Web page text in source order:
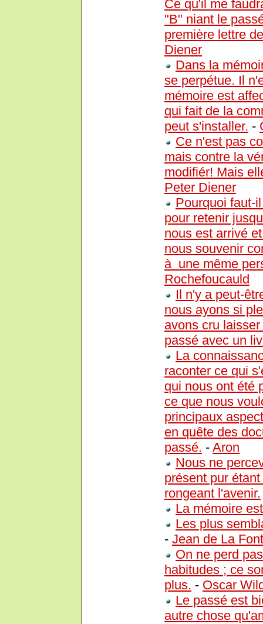
Ce qu'il me
"B" niant le
première lettre
Diener
Dans la
se perpétue. Il
mémoire est
qui fait de la
peut s'installer. -
Ce n'est pas
mais contre la
modifiér! Mais
Peter Diener
Pourquoi faut-
pour retenir
nous est arrivé
nous souvenir
à une même
Rochefoucauld
Il n'y a peut-
nous ayons si
avons cru
passé avec un
La
raconter ce qui
qui nous ont été
ce que nous
principaux
en quête des
passé. - Aron
Nous ne
présent pur
rongeant l'avenir.
La mémoire
Les plus
- Jean de La
On ne perd
habitudes ; ce
plus. - Oscar
Le passé est
autre chose